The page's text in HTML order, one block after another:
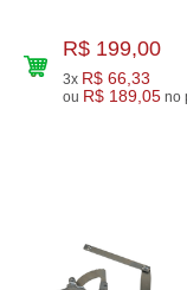
R$ 199,00
3x R$ 66,33
ou R$ 189,05